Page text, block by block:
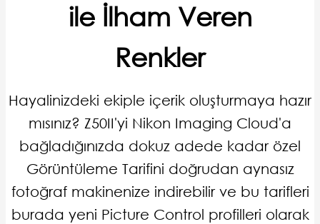
ile İlham Veren
Renkler
Hayalinizdeki ekiple içerik oluşturmaya hazır
mısınız? Z50II'yi Nikon Imaging Cloud'a
bağladığınızda dokuz adede kadar özel
Görüntüleme Tarifini doğrudan aynasız
fotoğraf makinenize indirebilir ve bu tarifleri
burada yeni Picture Control profilleri olarak